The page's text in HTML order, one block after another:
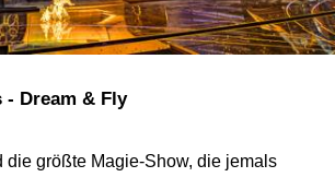
- Dream & Fly
die größte Magie-Show, die jemals